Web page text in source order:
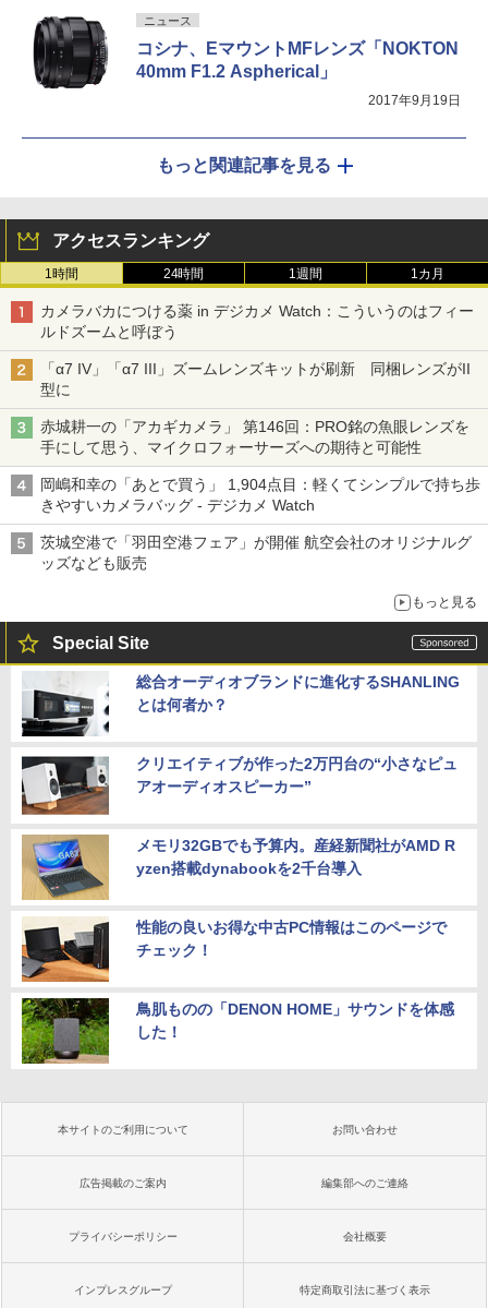
ニュース
コシナ、EマウントMFレンズ「NOKTON
40mm F1.2 Aspherical」
2017年9月19日
もっと関連記事を見る
アクセスランキング
1時間 24時間 1週間 1カ月
カメラバカにつける薬 in デジカメ Watch：こういうのはフィー
ルドズームと呼ぼう
「α7 IV」「α7 III」ズームレンズキットが刷新 同梱レンズがII
型に
赤城耕一の「アカギカメラ」 第146回：PRO銘の魚眼レンズを
手にして思う、マイクロフォーサーズへの期待と可能性
岡嶋和幸の「あとで買う」 1,904点目：軽くてシンプルで持ち歩
きやすいカメラバッグ - デジカメ Watch
茨城空港で「羽田空港フェア」が開催 航空会社のオリジナルグ
ッズなども販売
もっと見る
Special Site
総合オーディオブランドに進化するSHANLING
とは何者か？
クリエイティブが作った2万円台の“小さなピュ
アオーディオスピーカー”
メモリ32GBでも予算内。産経新聞社がAMD R
yzen搭載dynabookを2千台導入
性能の良いお得な中古PC情報はこのページで
チェック！
鳥肌ものの「DENON HOME」サウンドを体感
した！
本サイトのご利用について お問い合わせ
広告掲載のご案内 編集部へのご連絡
プライバシーポリシー 会社概要
インプレスグループ 特定商取引法に基づく表示